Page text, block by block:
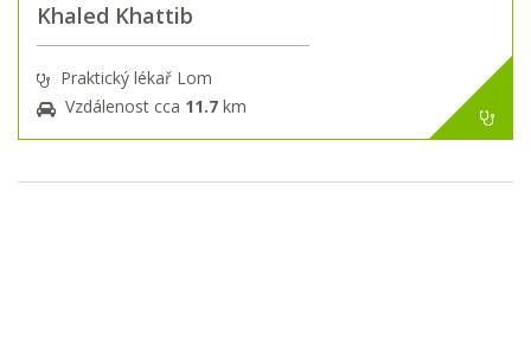
Khaled Khattib
Praktický lékař Lom
Vzdálenost cca 11.7 km